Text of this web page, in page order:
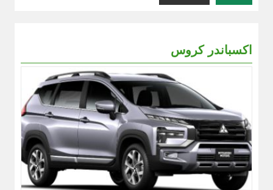
اكسباندر كروس